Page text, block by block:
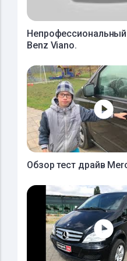
Benz Viano.
Обзор тест драйв